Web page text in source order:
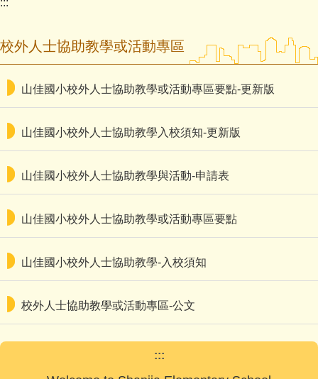
榮譽事項
校外人士協助教學或活動專區
山佳國小校外人士協助教學或活動專區要點-更新版
山佳國小校外人士協助教學入校須知-更新版
山佳國小校外人士協助教學與活動-申請表
山佳國小校外人士協助教學或活動專區要點
山佳國小校外人士協助教學-入校須知
校外人士協助教學或活動專區-公文
:::